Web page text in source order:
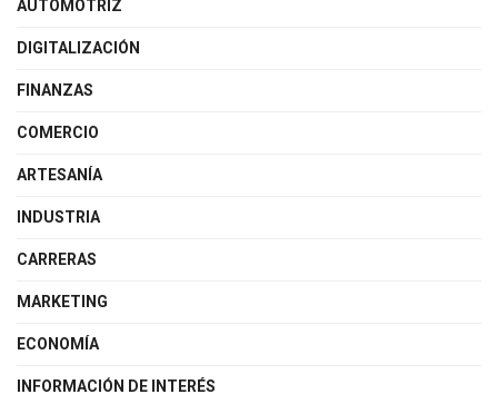
AUTOMOTRIZ
DIGITALIZACIÓN
FINANZAS
COMERCIO
ARTESANÍA
INDUSTRIA
CARRERAS
MARKETING
ECONOMÍA
INFORMACIÓN DE INTERÉS